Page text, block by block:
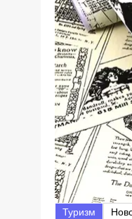
Туризм